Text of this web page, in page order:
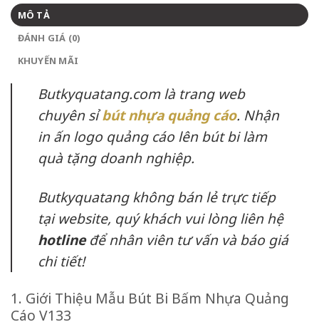
MÔ TẢ
ĐÁNH GIÁ (0)
KHUYẾN MÃI
Butkyquatang.com là trang web
chuyên sỉbút nhựa quảng cáo. Nhận
in ấn logo quảng cáo lên bút bi làm
quà tặng doanh nghiệp.
Butkyquatang không bán lẻ trực tiếp
tại website, quý khách vui lòng liên hệ
hotlineđể nhân viên tư vấn và báo giá
chi tiết!
1. Giới Thiệu Mẫu Bút Bi Bấm Nhựa Quảng
Cáo V133